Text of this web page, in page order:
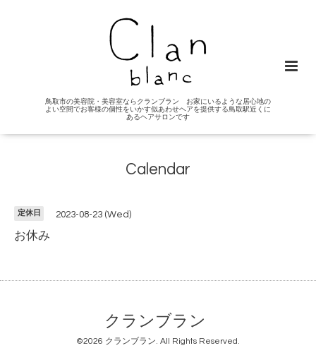
鳥取市の美容院・美容室ならクランブラン お家にいるような居心地の
よい空間でお客様の個性をいかす似あわせヘアを提供する鳥取駅近くに
あるヘアサロンです
Calendar
定休日 2023-08-23 (Wed)
お休み
クランブラン
©2026 クランブラン. All Rights Reserved.